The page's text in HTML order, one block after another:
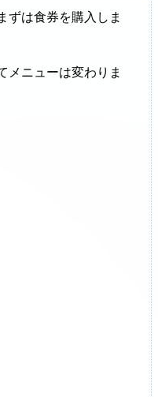
ずは食券を購入しま
メニューは変わりま